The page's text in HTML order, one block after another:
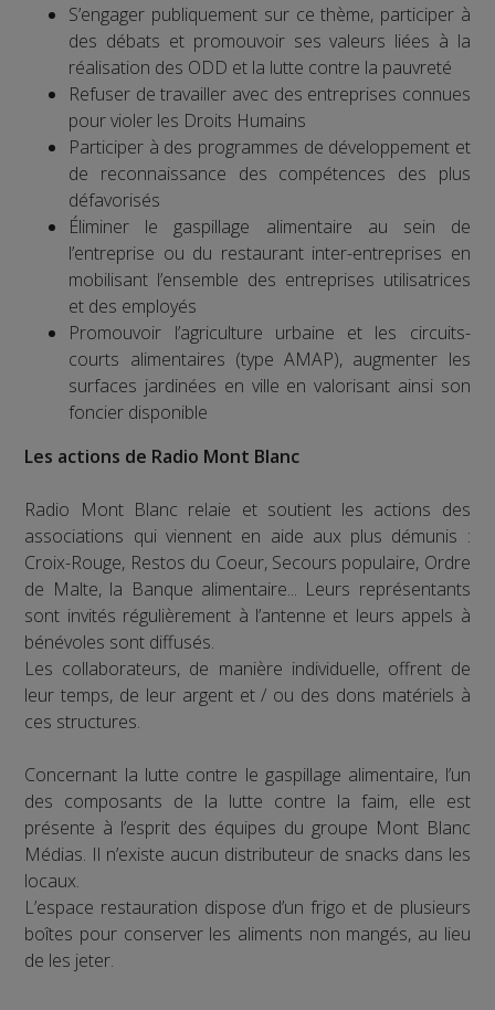
S’engager publiquement sur ce thème, participer à
des débats et promouvoir ses valeurs liées à la
réalisation des ODD et la lutte contre la pauvreté
Refuser de travailler avec des entreprises connues
pour violer les Droits Humains
Participer à des programmes de développement et
de reconnaissance des compétences des plus
défavorisés
Éliminer le gaspillage alimentaire au sein de
l’entreprise ou du restaurant inter-entreprises en
mobilisant l’ensemble des entreprises utilisatrices
et des employés
Promouvoir l’agriculture urbaine et les circuits-
courts alimentaires (type AMAP), augmenter les
surfaces jardinées en ville en valorisant ainsi son
foncier disponible
Les actions de Radio Mont Blanc
Radio Mont Blanc relaie et soutient les actions des
associations qui viennent en aide aux plus démunis :
Croix-Rouge, Restos du Coeur, Secours populaire, Ordre
de Malte, la Banque alimentaire... Leurs représentants
sont invités régulièrement à l’antenne et leurs appels à
bénévoles sont diffusés.
Les collaborateurs, de manière individuelle, offrent de
leur temps, de leur argent et / ou des dons matériels à
ces structures.
Concernant la lutte contre le gaspillage alimentaire, l’un
des composants de la lutte contre la faim, elle est
présente à l’esprit des équipes du groupe Mont Blanc
Médias. Il n’existe aucun distributeur de snacks dans les
locaux.
L’espace restauration dispose d’un frigo et de plusieurs
boîtes pour conserver les aliments non mangés, au lieu
de les jeter.